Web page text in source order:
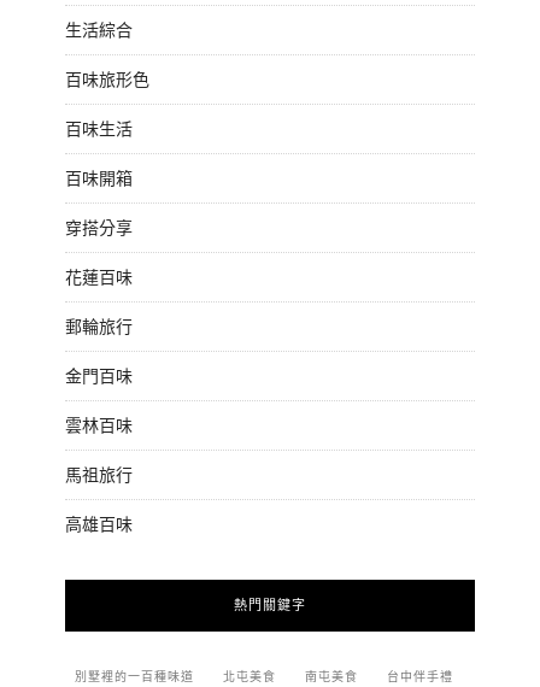
生活綜合
百味旅形色
百味生活
百味開箱
穿搭分享
花蓮百味
郵輪旅行
金門百味
雲林百味
馬祖旅行
高雄百味
熱門關鍵字
別墅裡的一百種味道 北屯美食 南屯美食 台中伴手禮